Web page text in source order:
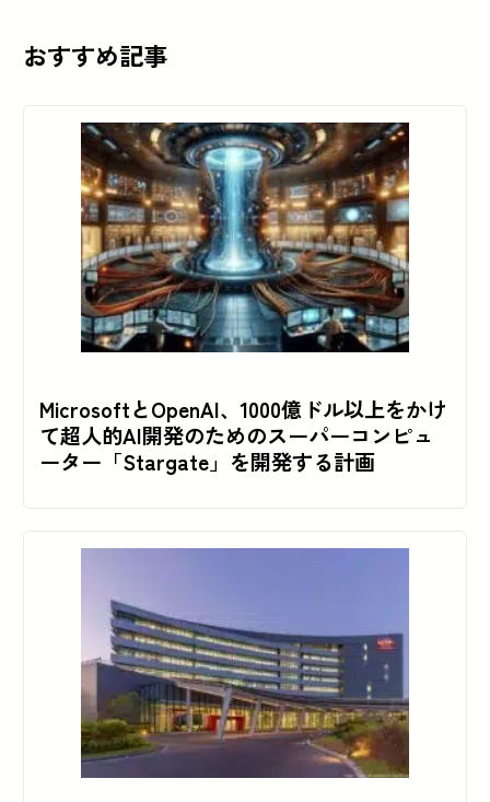
おすすめ記事
MicrosoftとOpenAI、1000億ドル以上をかけ
て超人的AI開発のためのスーパーコンピュ
ーター「Stargate」を開発する計画